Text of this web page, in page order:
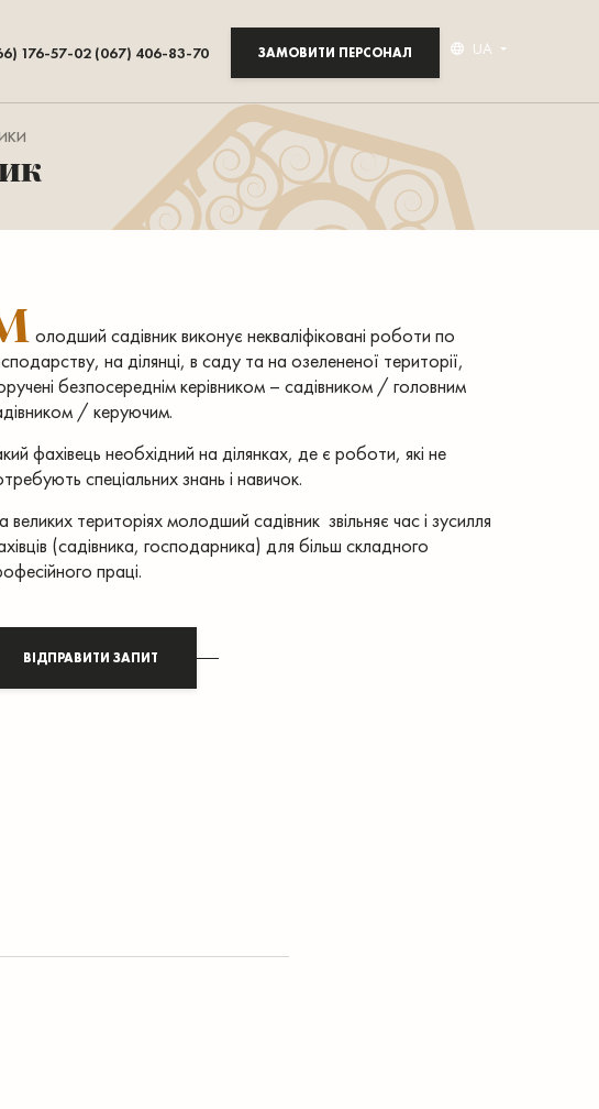
176-57-02 (067) 406-83-70 ЗАМОВИТИ ПЕРСОНАЛ UA
олодший садівник виконує некваліфіковані роботи по
на ділянці, в саду та на озелененої території,
безпосереднім керівником – садівником / головним
/ керуючим.
фахівець необхідний на ділянках, де є роботи, які не
спеціальних знань і навичок.
великих територіях молодший садівник звільняє час і зусилля
(садівника, господарника) для більш складного
праці.
ВІДПРАВИТИ ЗАПИТ